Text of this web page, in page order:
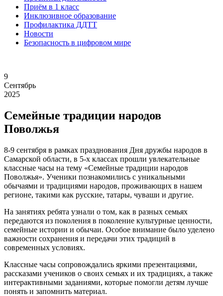
Приём в 1 класс
Инклюзивное образование
Профилактика ДДТТ
Новости
Безопасность в цифровом мире
9
Сентябрь
2025
Семейные традиции народов
Поволжья
8-9 сентября в рамках празднования Дня дружбы народов в
Самарской области, в 5-х классах прошли увлекательные
классные часы на тему «Семейные традиции народов
Поволжья». Ученики познакомились с уникальными
обычаями и традициями народов, проживающих в нашем
регионе, такими как русские, татары, чуваши и другие.
На занятиях ребята узнали о том, как в разных семьях
передаются из поколения в поколение культурные ценности,
семейные истории и обычаи. Особое внимание было уделено
важности сохранения и передачи этих традиций в
современных условиях.
Классные часы сопровождались яркими презентациями,
рассказами учеников о своих семьях и их традициях, а также
интерактивными заданиями, которые помогли детям лучше
понять и запомнить материал.